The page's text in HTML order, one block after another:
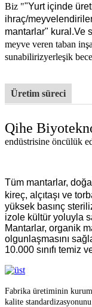
Biz ""Yurt içinde
ihraç/
mantarlar" kural.Ve
meyve veren taban
sunabilirizyerleşik
Üretim süreci
Qihe
endüstrisine öncülük
Tüm mantarlar,
kireç, alçıtaşı ve
yüksek basınç
izole kültür yoluyla
Mantarlar, organik
olgunlaşmasını
10.000 sınıfı temiz
Fabrika üretiminin
kalite